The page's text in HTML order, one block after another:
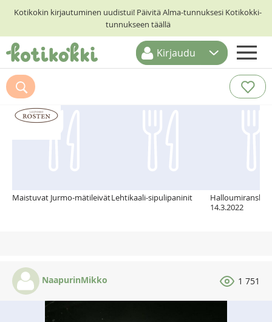
Kotikokin kirjautuminen uudistui! Päivitä Alma-tunnuksesi Kotikokki-
tunnukseen täällä
ETUSIVU
RESEPTIHAKU
RUOKATEEMAT
Kirjaudu
Suosittelemme myös
Maistuvat Jurmo-mätileivätLehtikaali-sipulipaninit
14.3.2022
NaapurinMikko 1 751